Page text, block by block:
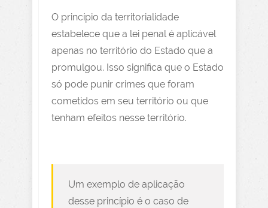
O princípio da territorialidade
estabelece que a lei penal é aplicável
apenas no território do Estado que a
promulgou. Isso significa que o Estado
só pode punir crimes que foram
cometidos em seu território ou que
tenham efeitos nesse território.
Um exemplo de aplicação
desse princípio é o caso de